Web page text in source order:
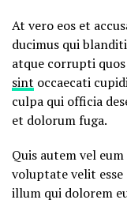
At vero eos et
ducimus qui
atque corrupti
sint occaecati
culpa qui officia
et dolorum fuga.
Quis autem vel
voluptate velit
illum qui dolorem